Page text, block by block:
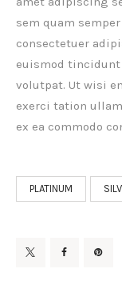
sem quam
consectetuer
euismod
volutpat. Ut wisi
exerci tation
ex ea commodo
PLATINUM